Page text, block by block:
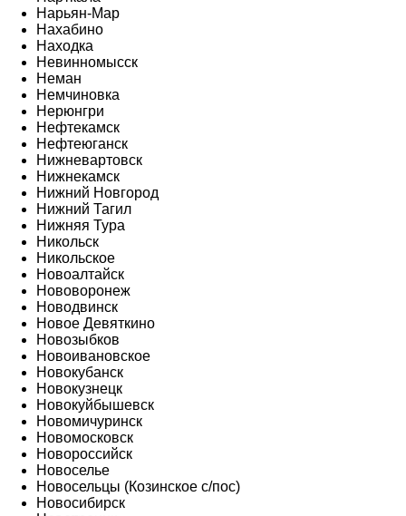
Нарьян-Мар
Нахабино
Находка
Невинномысск
Неман
Немчиновка
Нерюнгри
Нефтекамск
Нефтеюганск
Нижневартовск
Нижнекамск
Нижний Новгород
Нижний Тагил
Нижняя Тура
Никольск
Никольское
Новоалтайск
Нововоронеж
Новодвинск
Новое Девяткино
Новозыбков
Новоивановское
Новокубанск
Новокузнецк
Новокуйбышевск
Новомичуринск
Новомосковск
Новороссийск
Новоселье
Новосельцы (Козинское с/пос)
Новосибирск